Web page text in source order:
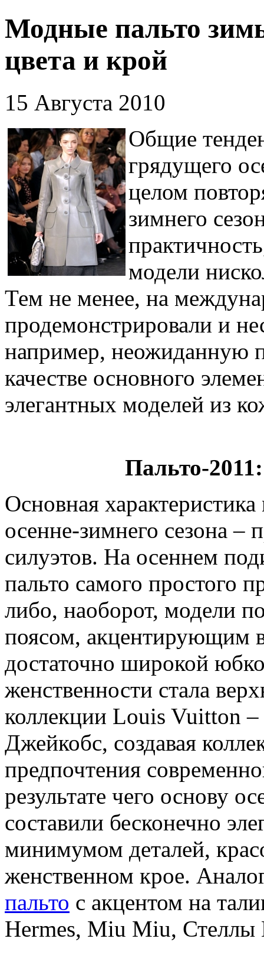
Модные пальто
цвета и крой
15 Августа 2010
Общие
грядущего
целом
зимнего
модели
Тем не менее, на
продемонстрировали и
например, неожиданную
качестве основного
элегантных моделей из
Пальто-
Основная
осенне-зимнего сезона –
силуэтов. На осеннем
пальто самого простого
либо, наоборот, модели
поясом, акцентирующим
достаточно широкой
женственности стала
коллекции Louis Vuitton
Джейкобс, создавая
предпочтения
результате чего основу
составили бесконечно
минимумом деталей,
женственном крое.
пальто с акцентом на
Hermes, Miu Miu, Стеллы